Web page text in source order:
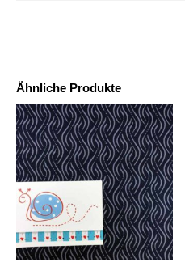
Ähnliche Produkte